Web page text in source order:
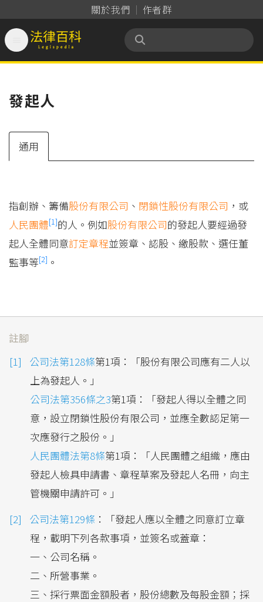
關於我們 作者群
法律百科 Legispedia
發起人
通用
指創辦、籌備股份有限公司 、 閉鎖性股份有限公司 ，或
人民團體[1]的人。例如股份有限公司的發起人要經過發
起人全體同意訂定章程並簽章、認股、繳股款、選任董
監事等[2] 。
註腳
公司法第128條第1項：「股份有限公司應有二人以
上為發起人。」
公司法第356條之3第1項：「發起人得以全體之同
意，設立閉鎖性股份有限公司，並應全數認足第一
次應發行之股份。」
人民團體法第8條第1項：「人民團體之組織，應由
發起人檢具申請書、章程草案及發起人名冊，向主
管機關申請許可。」
公司法第129條 ：「發起人應以全體之同意訂立章
程，載明下列各款事項，並簽名或蓋章：
一、公司名稱。
二、所營事業。
三、採行票面金額股者，股份總數及每股金額；採